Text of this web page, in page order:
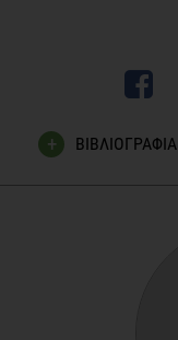
ΒΙΒΛΙΟΓΡΑΦΙΑ